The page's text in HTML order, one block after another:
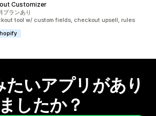
Customizer
64件
プランあり
tool w/ custom fields, checkout upsell, rules
たいアプリがあり
ましたか？